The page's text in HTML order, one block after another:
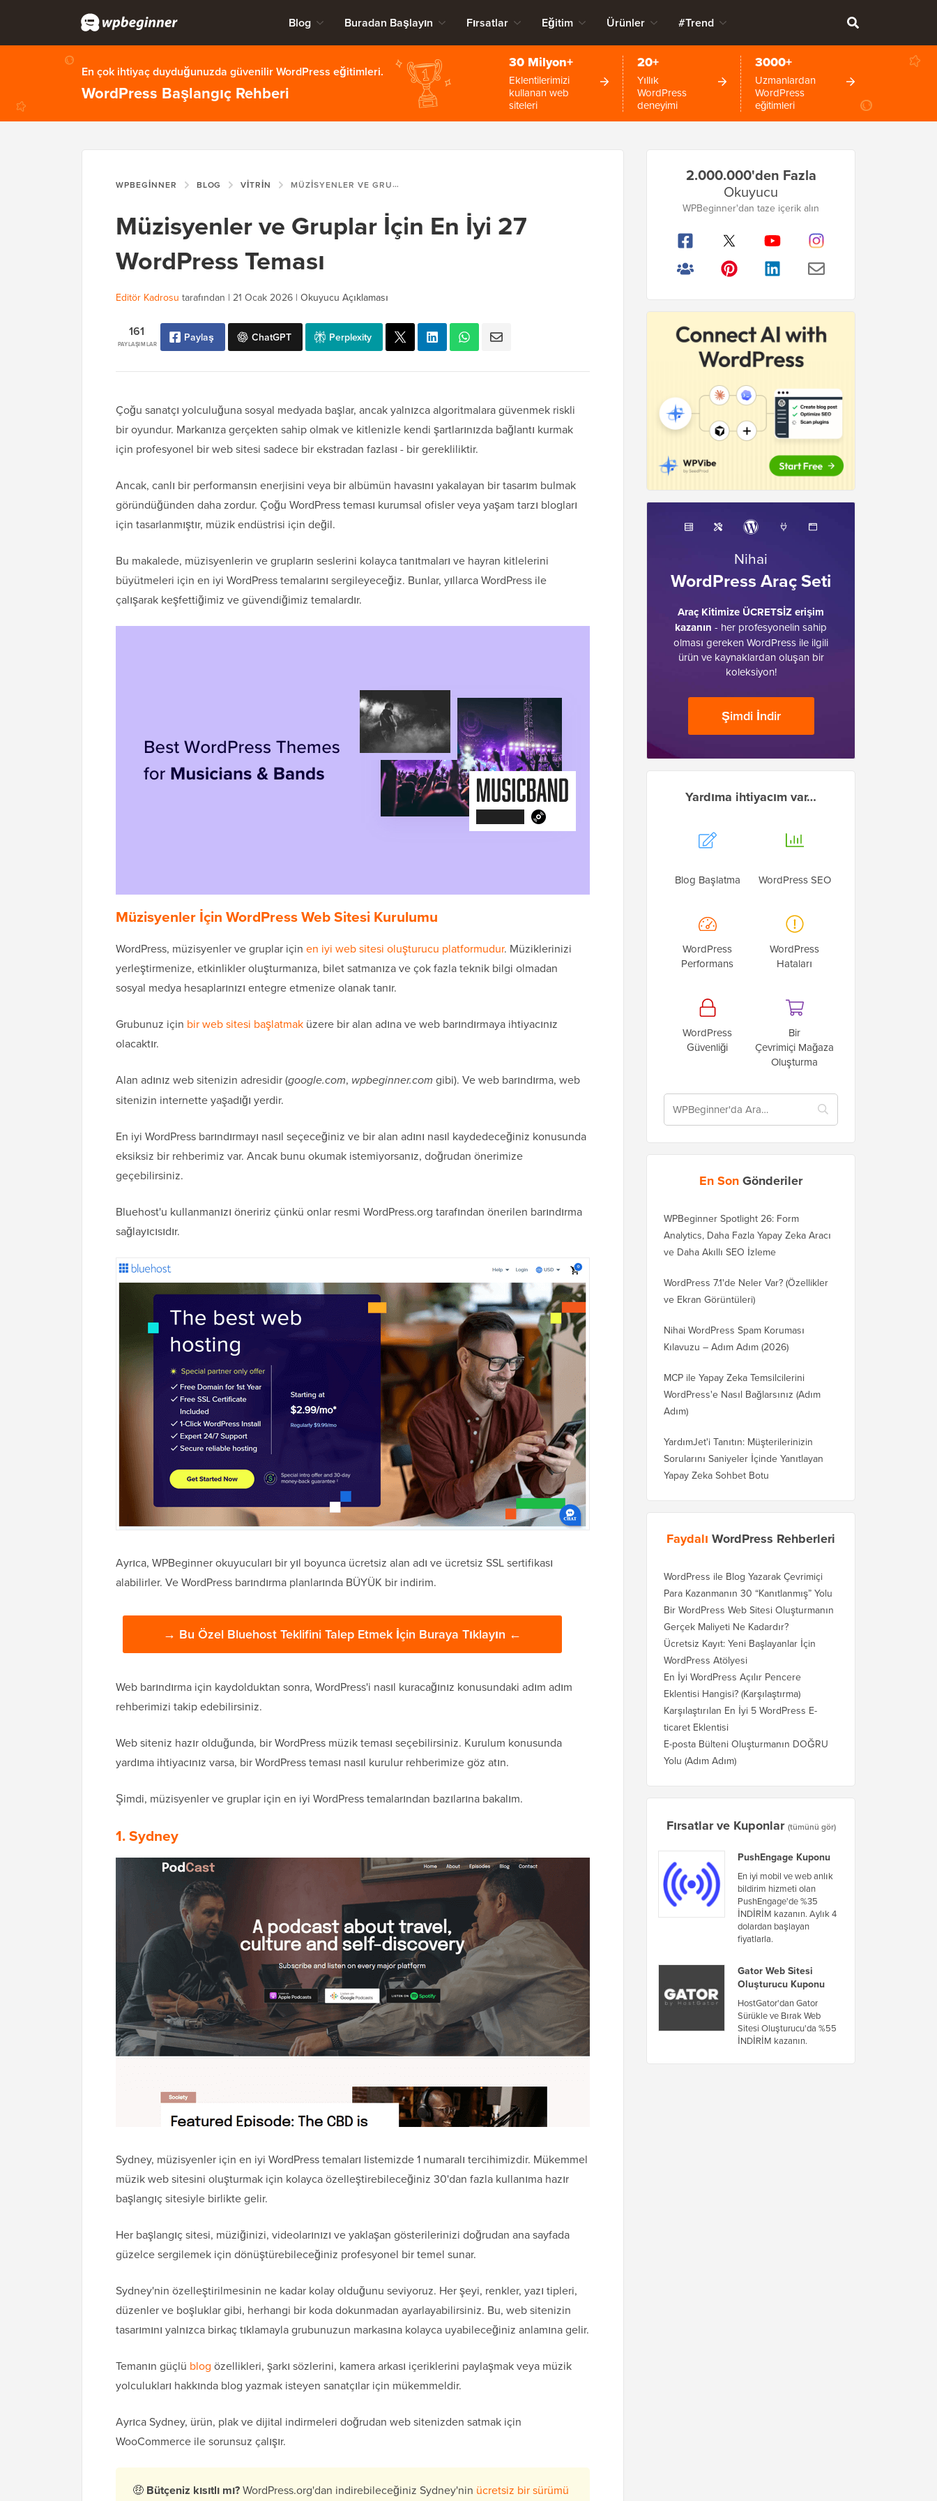
Blog Buradan Başlayın Fırsatlar Eğitim Ürünler #Trend
En çok ihtiyaç duyduğunuzda güvenilir WordPress eğitimleri.
WordPress Başlangıç Rehberi
30 Milyon+
Eklentilerimizi
kullanan web
siteleri
20+
Yıllık
WordPress
deneyimi
3000+
Uzmanlardan
WordPress
eğitimleri
WPBEGINNER BLOG VITRIN MÜZISYENLER VE GRUPLAR İÇIN EN İYI 27 WORDPRESS TEMASI
Müzisyenler ve Gruplar İçin En İyi 27
WordPress Teması
Editör Kadrosu tarafından | 21 Ocak 2026 | Okuyucu Açıklaması
PAYLAŞIMLAR
161 Paylaş ChatGPT Perplexity
Çoğu sanatçı yolculuğuna sosyal medyada başlar, ancak yalnızca algoritmalara güvenmek riskli
bir oyundur. Markanıza gerçekten sahip olmak ve kitlenizle kendi şartlarınızda bağlantı kurmak
için profesyonel bir web sitesi sadece bir ekstradan fazlası - bir gerekliliktir.
Ancak, canlı bir performansın enerjisini veya bir albümün havasını yakalayan bir tasarım bulmak
göründüğünden daha zordur. Çoğu WordPress teması kurumsal ofisler veya yaşam tarzı blogları
için tasarlanmıştır, müzik endüstrisi için değil.
Bu makalede, müzisyenlerin ve grupların seslerini kolayca tanıtmaları ve hayran kitlelerini
büyütmeleri için en iyi WordPress temalarını sergileyeceğiz. Bunlar, yıllarca WordPress ile
çalışarak keşfettiğimiz ve güvendiğimiz temalardır.
Müzisyenler İçin WordPress Web Sitesi Kurulumu
WordPress, müzisyenler ve gruplar için en iyi web sitesi oluşturucu platformudur. Müziklerinizi
yerleştirmenize, etkinlikler oluşturmanıza, bilet satmanıza ve çok fazla teknik bilgi olmadan
sosyal medya hesaplarınızı entegre etmenize olanak tanır.
Grubunuz için bir web sitesi başlatmak üzere bir alan adına ve web barındırmaya ihtiyacınız
olacaktır.
Alan adınız web sitenizin adresidir (google.com, wpbeginner.com gibi). Ve web barındırma, web
sitenizin internette yaşadığı yerdir.
En iyi WordPress barındırmayı nasıl seçeceğiniz ve bir alan adını nasıl kaydedeceğiniz konusunda
eksiksiz bir rehberimiz var. Ancak bunu okumak istemiyorsanız, doğrudan önerimize
geçebilirsiniz.
Bluehost'u kullanmanızı öneririz çünkü onlar resmi WordPress.org tarafından önerilen barındırma
sağlayıcısıdır.
Ayrıca, WPBeginner okuyucuları bir yıl boyunca ücretsiz alan adı ve ücretsiz SSL sertifikası
alabilirler. Ve WordPress barındırma planlarında BÜYÜK bir indirim.
→ Bu Özel Bluehost Teklifini Talep Etmek İçin Buraya Tıklayın ←
Web barındırma için kaydolduktan sonra, WordPress'i nasıl kuracağınız konusundaki adım adım
rehberimizi takip edebilirsiniz.
Web siteniz hazır olduğunda, bir WordPress müzik teması seçebilirsiniz. Kurulum konusunda
yardıma ihtiyacınız varsa, bir WordPress teması nasıl kurulur rehberimize göz atın.
Şimdi, müzisyenler ve gruplar için en iyi WordPress temalarından bazılarına bakalım.
1. Sydney
Sydney, müzisyenler için en iyi WordPress temaları listemizde 1 numaralı tercihimizdir. Mükemmel
müzik web sitesini oluşturmak için kolayca özelleştirebileceğiniz 30'dan fazla kullanıma hazır
başlangıç sitesiyle birlikte gelir.
Her başlangıç sitesi, müziğinizi, videolarınızı ve yaklaşan gösterilerinizi doğrudan ana sayfada
güzelce sergilemek için dönüştürebileceğiniz profesyonel bir temel sunar.
Sydney'nin özelleştirilmesinin ne kadar kolay olduğunu seviyoruz. Her şeyi, renkler, yazı tipleri,
düzenler ve boşluklar gibi, herhangi bir koda dokunmadan ayarlayabilirsiniz. Bu, web sitenizin
tasarımını yalnızca birkaç tıklamayla grubunuzun markasına kolayca uyabileceğiniz anlamına gelir.
Temanın güçlü blog özellikleri, şarkı sözlerini, kamera arkası içeriklerini paylaşmak veya müzik
yolculukları hakkında blog yazmak isteyen sanatçılar için mükemmeldir.
Ayrıca Sydney, ürün, plak ve dijital indirmeleri doğrudan web sitenizden satmak için
WooCommerce ile sorunsuz çalışır.
🤑 Bütçeniz kısıtlı mı?WordPress.org'dan indirebileceğiniz Sydney'nin ücretsiz bir sürümü
Kenar
Çubuğu
2.000.000'den Fazla
Okuyucu
WPBeginner'dan taze içerik alın
Nihai
WordPress Araç Seti
Araç Kitimize ÜCRETSİZ erişim
kazanın - her profesyonelin sahip
olması gereken WordPress ile ilgili
ürün ve kaynaklardan oluşan bir
koleksiyon!
Şimdi İndir
Yardıma ihtiyacım var…
Blog Başlatma WordPress SEO
WordPress
Performans
WordPress
Hataları
WordPress
Güvenliği
Bir
Çevrimiçi Mağaza
Oluşturma
En SonGönderiler
WPBeginner Spotlight 26: Form
Analytics, Daha Fazla Yapay Zeka Aracı
ve Daha Akıllı SEO İzleme
WordPress 7.1'de Neler Var? (Özellikler
ve Ekran Görüntüleri)
Nihai WordPress Spam Koruması
Kılavuzu – Adım Adım (2026)
MCP ile Yapay Zeka Temsilcilerini
WordPress'e Nasıl Bağlarsınız (Adım
Adım)
YardımJet'i Tanıtın: Müşterilerinizin
Sorularını Saniyeler İçinde Yanıtlayan
Yapay Zeka Sohbet Botu
Faydalı WordPress Rehberleri
WordPress ile Blog Yazarak Çevrimiçi
Para Kazanmanın 30 “Kanıtlanmış” Yolu
Bir WordPress Web Sitesi Oluşturmanın
Gerçek Maliyeti Ne Kadardır?
Ücretsiz Kayıt: Yeni Başlayanlar İçin
WordPress Atölyesi
En İyi WordPress Açılır Pencere
Eklentisi Hangisi? (Karşılaştırma)
Karşılaştırılan En İyi 5 WordPress E-
ticaret Eklentisi
E-posta Bülteni Oluşturmanın DOĞRU
Yolu (Adım Adım)
Fırsatlar ve Kuponlar (tümünü gör)
PushEngage Kuponu
En iyi mobil ve web anlık
bildirim hizmeti olan
PushEngage'de %35
İNDİRİM kazanın. Aylık 4
dolardan başlayan
fiyatlarla.
Gator Web Sitesi
Oluşturucu Kuponu
HostGator'dan Gator
Sürükle ve Bırak Web
Sitesi Oluşturucu'da %55
İNDİRİM kazanın.